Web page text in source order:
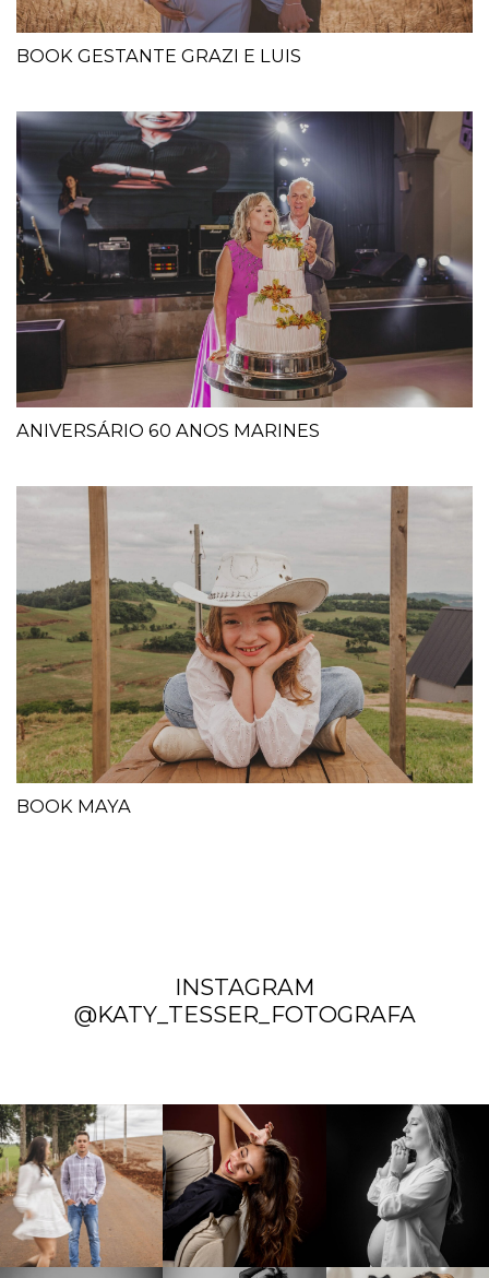
BOOK GESTANTE GRAZI E LUIS
ANIVERSÁRIO 60 ANOS MARINES
BOOK MAYA
INSTAGRAM
@KATY_TESSER_FOTOGRAFA